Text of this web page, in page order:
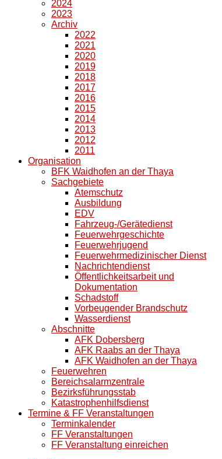
2024
2023
Archiv
2022
2021
2020
2019
2018
2017
2016
2015
2014
2013
2012
2011
Organisation
BFK Waidhofen an der Thaya
Sachgebiete
Atemschutz
Ausbildung
EDV
Fahrzeug-/Gerätedienst
Feuerwehrgeschichte
Feuerwehrjugend
Feuerwehrmedizinischer Dienst
Nachrichtendienst
Öffentlichkeitsarbeit und
Dokumentation
Schadstoff
Vorbeugender Brandschutz
Wasserdienst
Abschnitte
AFK Dobersberg
AFK Raabs an der Thaya
AFK Waidhofen an der Thaya
Feuerwehren
Bereichsalarmzentrale
Bezirksführungsstab
Katastrophenhilfsdienst
Termine & FF Veranstaltungen
Terminkalender
FF Veranstaltungen
FF Veranstaltung einreichen